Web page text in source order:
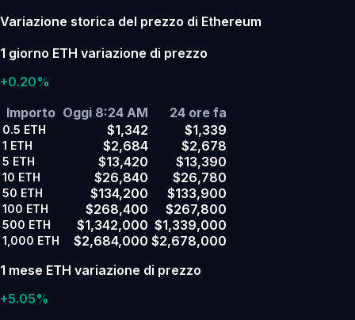
Variazione storica del prezzo di Ethereum
1 giorno ETH variazione di prezzo
+0.20%
Importo Oggi 8:24 AM 24 ore fa
0.5 ETH $1,342 $1,339
1 ETH $2,684 $2,678
5 ETH $13,420 $13,390
10 ETH $26,840 $26,780
50 ETH $134,200 $133,900
100 ETH $268,400 $267,800
500 ETH $1,342,000 $1,339,000
1,000 ETH $2,684,000 $2,678,000
1 mese ETH variazione di prezzo
+5.05%